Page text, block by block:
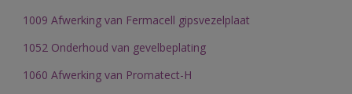
1009 Afwerking van Fermacell gipsvezelplaat
1052 Onderhoud van gevelbeplating
1060 Afwerking van Promatect-H